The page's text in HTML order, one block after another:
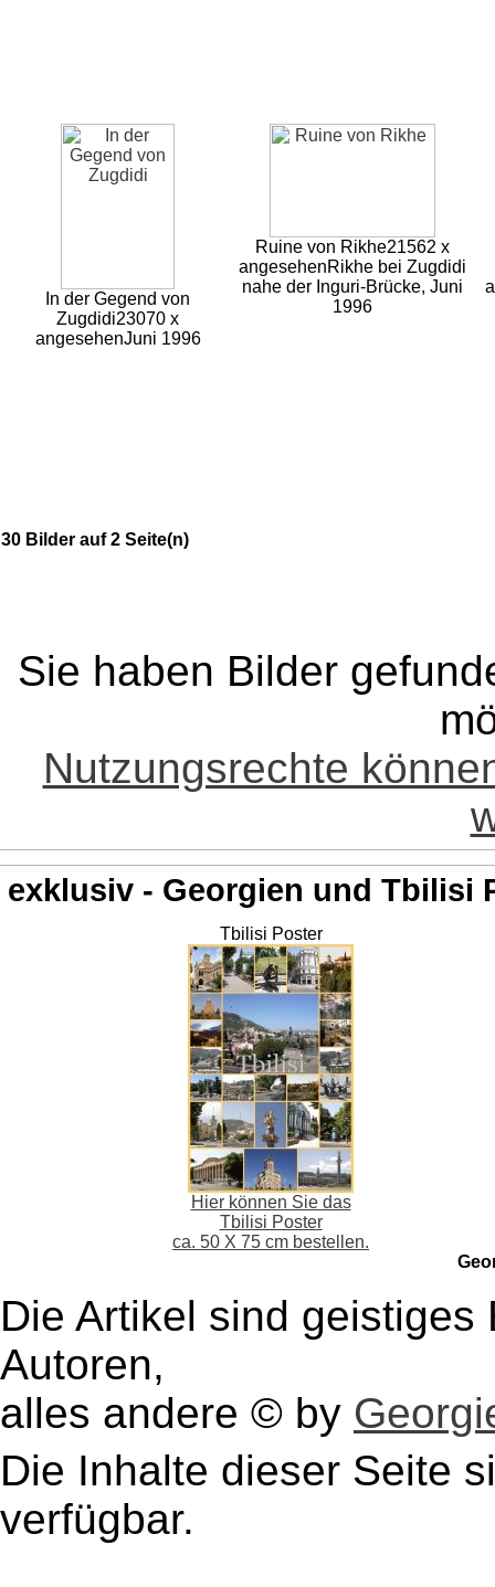
In der Gegend von
Zugdidi23070 x
angesehenJuni 1996
Ruine von Rikhe21562 x
angesehenRikhe bei Zugdidi
nahe der Inguri-Brücke, Juni
1996
30 Bilder auf 2 Seite(n)
Sie haben Bilder
Nutzungsrechte
exklusiv - Georgien und Tbilisi
Tbilisi Poster
Hier können Sie das
Tbilisi Poster
ca. 50 X 75 cm bestellen.
Die Artikel sind
Autoren,
alles andere © by
Die Inhalte dieser Seite
verfügbar.